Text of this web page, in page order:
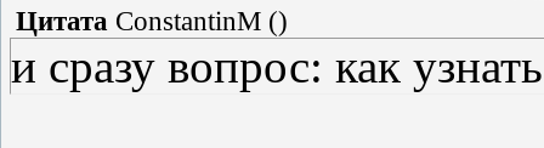
Цитата ConstantinM ()
и сразу вопрос: как